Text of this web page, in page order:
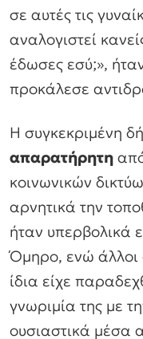
σε αυτές τις
αναλογιστεί
έδωσες εσύ;»,
προκάλεσε
Η συγκεκριμένη
απαρατήρητη
κοινωνικών
αρνητικά την
ήταν υπερβολικά
Όμηρο, ενώ άλλοι
ίδια είχε
γνωριμία της με
ουσιαστικά μέσα